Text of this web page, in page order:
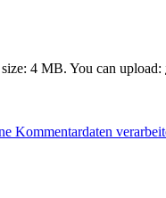
4 MB. You can upload:
Kommentardaten